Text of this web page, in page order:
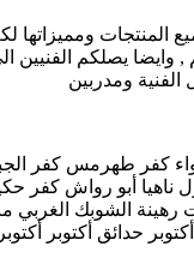
ومميزاتها
كما توفر لكم مرلكز صيانه ال جي
ومدربين
اللواء كفر طهرمس
ناهيا أبو رواش كفر
الشوبك الغربي